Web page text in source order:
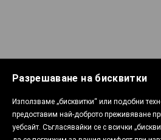
Разрешаване на бисквитки
Използваме „бисквитки“ или подобни
предоставим най-доброто преживяване
уебсайт. Съгласявайки се с всички